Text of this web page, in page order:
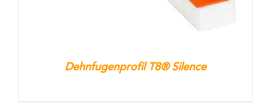
Dehnfugenprofil T8® Silence